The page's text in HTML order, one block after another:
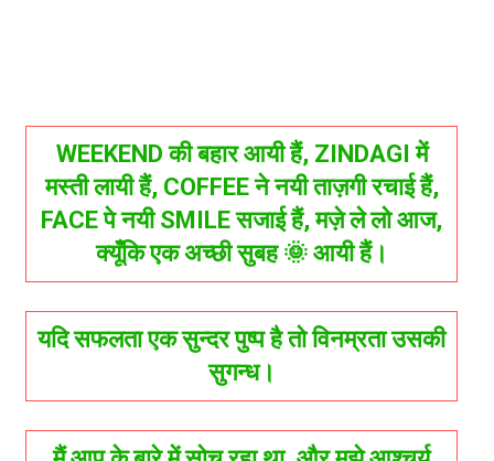
WEEKEND की बहार आयी हैं, ZINDAGI में
मस्ती लायी हैं, COFFEE ने नयी ताज़गी रचाई हैं,
FACE पे नयी SMILE सजाई हैं, मज़े ले लो आज,
क्यूँकि एक अच्छी सुबह 🌞 आयी हैं।
यदि सफलता एक सुन्दर पुष्प है तो विनम्रता उसकी
सुगन्ध।